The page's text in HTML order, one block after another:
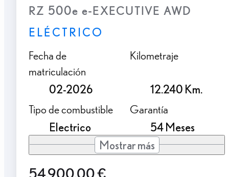
RZ 500e e-EXECUTIVE AWD
ELÉCTRICO
Fecha de
matriculación
02-2026
Kilometraje
12.240 Km.
Tipo de combustible
Electrico
Garantía
54 Meses
Mostrar más
54.900,00 €